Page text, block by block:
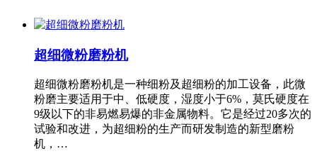
超细微粉磨粉机
超细微粉磨粉机是一种细粉及超细粉的加工设备，此微
粉磨主要适用于中、低硬度，湿度小于6%，莫氏硬度在
9级以下的非易燃易爆的非金属物料。它是经过20多次的
试验和改进，为超细粉的生产而研发制造的新型磨粉
机，…